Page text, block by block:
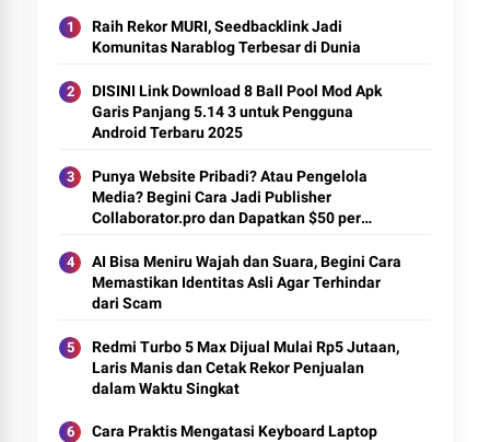
Raih Rekor MURI, Seedbacklink Jadi
Komunitas Narablog Terbesar di Dunia
DISINI Link Download 8 Ball Pool Mod Apk
Garis Panjang 5.14 3 untuk Pengguna
Android Terbaru 2025
Punya Website Pribadi? Atau Pengelola
Media? Begini Cara Jadi Publisher
Collaborator.pro dan Dapatkan $50 per
AI Bisa Meniru Wajah dan Suara, Begini Cara
Memastikan Identitas Asli Agar Terhindar
dari Scam
Redmi Turbo 5 Max Dijual Mulai Rp5 Jutaan,
Laris Manis dan Cetak Rekor Penjualan
dalam Waktu Singkat
Cara Praktis Mengatasi Keyboard Laptop